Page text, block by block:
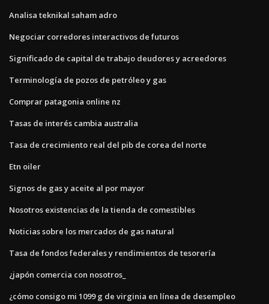
Analisa teknikal saham adro
Negociar corredores interactivos de futuros
Significado de capital de trabajo deudores y acreedores
Terminología de pozos de petróleo y gas
Comprar patagonia online nz
Tasas de interés cambia australia
Tasa de crecimiento real del pib de corea del norte
Etn oiler
Signos de gas y aceite al por mayor
Nosotros existencias de la tienda de comestibles
Noticias sobre los mercados de gas natural
Tasa de fondos federales y rendimientos de tesorería
¿japón comercia con nosotros_
¿cómo consigo mi 1099 g de virginia en línea de desempleo